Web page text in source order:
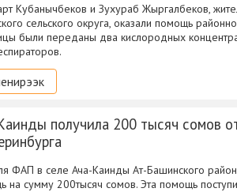
Кубанычбеков и Зухураб Жыргалбеков,
сельского округа, оказали помощь
были переданы два кислородных
получила 200 тысяч сомов
ФАП в селе Ача-Каинды Ат-Башинского
на сумму 200тысяч сомов. Эта помощь